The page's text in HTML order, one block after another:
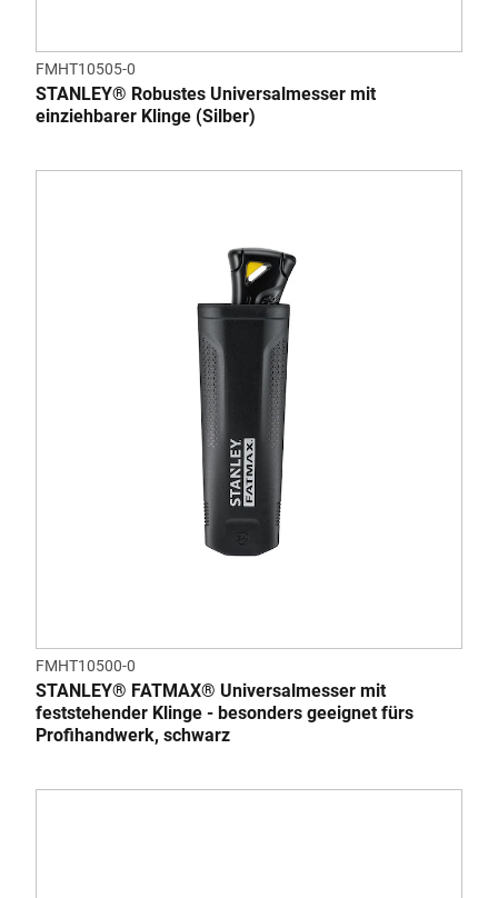
FMHT10505-0
STANLEY® Robustes Universalmesser mit
einziehbarer Klinge (Silber)
FMHT10500-0
STANLEY® FATMAX® Universalmesser mit
feststehender Klinge - besonders geeignet fürs
Profihandwerk, schwarz